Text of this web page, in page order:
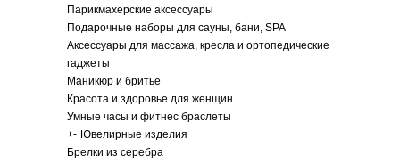
Парикмахерские аксессуары
Подарочные наборы для сауны, бани, SPA
Аксессуары для массажа, кресла и ортопедические
гаджеты
Маникюр и бритье
Красота и здоровье для женщин
Умные часы и фитнес браслеты
+- Ювелирные изделия
Брелки из серебра